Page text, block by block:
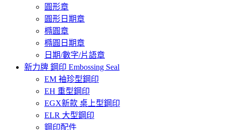
圓形章
圓形日期章
橢圓章
橢圓日期章
日期/數字/片語章
新力牌 鋼印 Embossing Seal
EM 袖珍型鋼印
EH 重型鋼印
EGX新款 桌上型鋼印
ELR 大型鋼印
鋼印配件